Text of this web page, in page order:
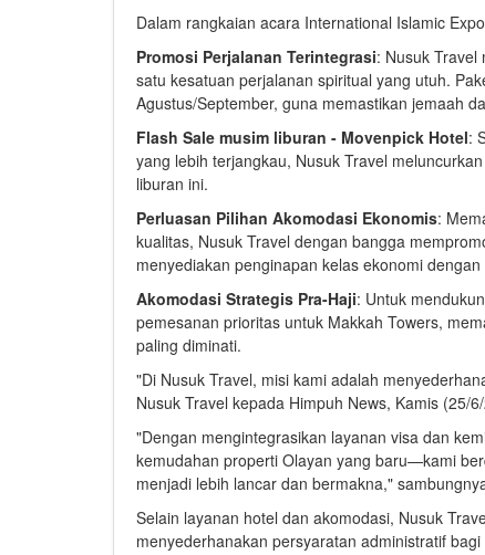
Dalam rangkaian acara International Islamic
Promosi Perjalanan Terintegrasi: Nusuk
satu kesatuan perjalanan spiritual yang utuh.
Agustus/September, guna memastikan jemaah
Flash Sale musim liburan - Movenpick Hotel:
yang lebih terjangkau, Nusuk Travel
liburan ini.
Perluasan Pilihan Akomodasi Ekonomis:
kualitas, Nusuk Travel dengan bangga
menyediakan penginapan kelas ekonomi
Akomodasi Strategis Pra-Haji: Untuk
pemesanan prioritas untuk Makkah Towers,
paling diminati.
"Di Nusuk Travel, misi kami adalah
Nusuk Travel kepada Himpuh News, Kamis (25/
"Dengan mengintegrasikan layanan visa dan
kemudahan properti Olayan yang baru—kami
menjadi lebih lancar dan bermakna,"
Selain layanan hotel dan akomodasi, Nusuk
menyederhanakan persyaratan administratif